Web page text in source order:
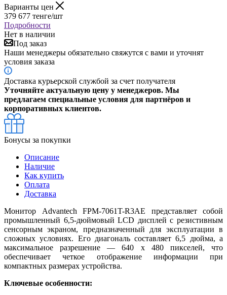
Варианты цен
379 677 тенге/шт
Подробности
Нет в наличии
Под заказ
Наши менеджеры обязательно свяжутся с вами и уточнят
условия заказа
Доставка курьерской службой за счет получателя
Уточняйте актуальную цену у менеджеров. Мы
предлагаем специальные условия для партнёров и
корпоративных клиентов.
Бонусы за покупки
Описание
Наличие
Как купить
Оплата
Доставка
Монитор Advantech FPM-7061T-R3AE представляет собой
промышленный 6,5-дюймовый LCD дисплей с резистивным
сенсорным экраном, предназначенный для эксплуатации в
сложных условиях. Его диагональ составляет 6,5 дюйма, а
максимальное разрешение — 640 x 480 пикселей, что
обеспечивает четкое отображение информации при
компактных размерах устройства.
Ключевые особенности: